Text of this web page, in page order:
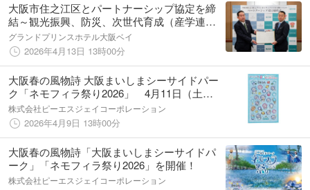
大阪市住之江区とパートナーシップ協定を締
結～観光振興、防災、次世代育成（産学連
携）等の強化により、持続可能な地域社会の
実現へ
グランドプリンスホテル大阪ベイ
2026年4月13日 13時00分
大阪春の風物詩 大阪まいしまシーサイドパー
ク「ネモフィラ祭り2026」 4月11日（土）
からいよいよ開催！直行シャトルバス「ネモ
フィラライナー」の運行が決定
株式会社ピーエスジェイコーポレーション
2026年4月9日 13時00分
大阪春の風物詩「大阪まいしまシーサイドパ
ーク」「ネモフィラ祭り2026」を開催！
株式会社ピーエスジェイコーポレーション